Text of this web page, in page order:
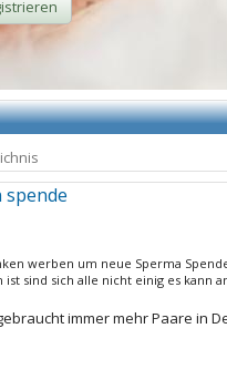
werben um neue Sperma
sind sich alle nicht einig es kann
immer mehr Paare in